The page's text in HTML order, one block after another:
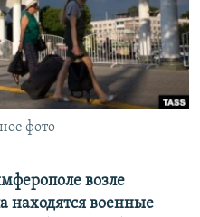
фото
возле
находятся военные